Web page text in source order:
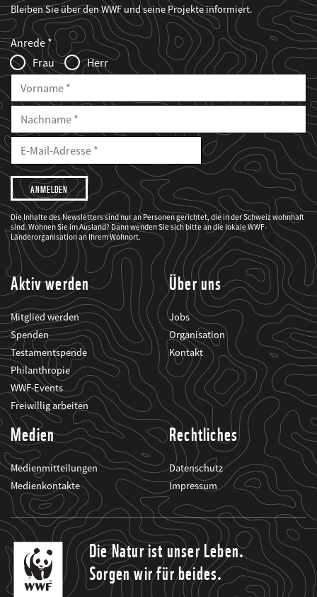
Bleiben Sie über den WWF und seine Projekte informiert.
Web2Case
Infofelder
Fieldset
anrede_name
Anrede
Frau
Herr
Vorname
Nachname
E-
Mailadresse
E-
Adresse
Ich
möchte,
dass
der
WWF
mich
über
seine
Projekte
informiert.
Die Inhalte des Newsletters sind nur an Personen gerichtet, die in der Schweiz wohnhaft
sind. Wohnen Sie im Ausland? Dann wenden Sie sich bitte an die lokale WWF-
Länderorganisation an Ihrem Wohnort.
Aktiv werden
Mitglied werden
Spenden
Testamentspende
Philanthropie
WWF-Events
Freiwillig arbeiten
Über uns
Jobs
Organisation
Kontakt
Medien
Medienmitteilungen
Medienkontakte
Rechtliches
Datenschutz
Impressum
Die Natur ist unser Leben.
Sorgen wir für beides.